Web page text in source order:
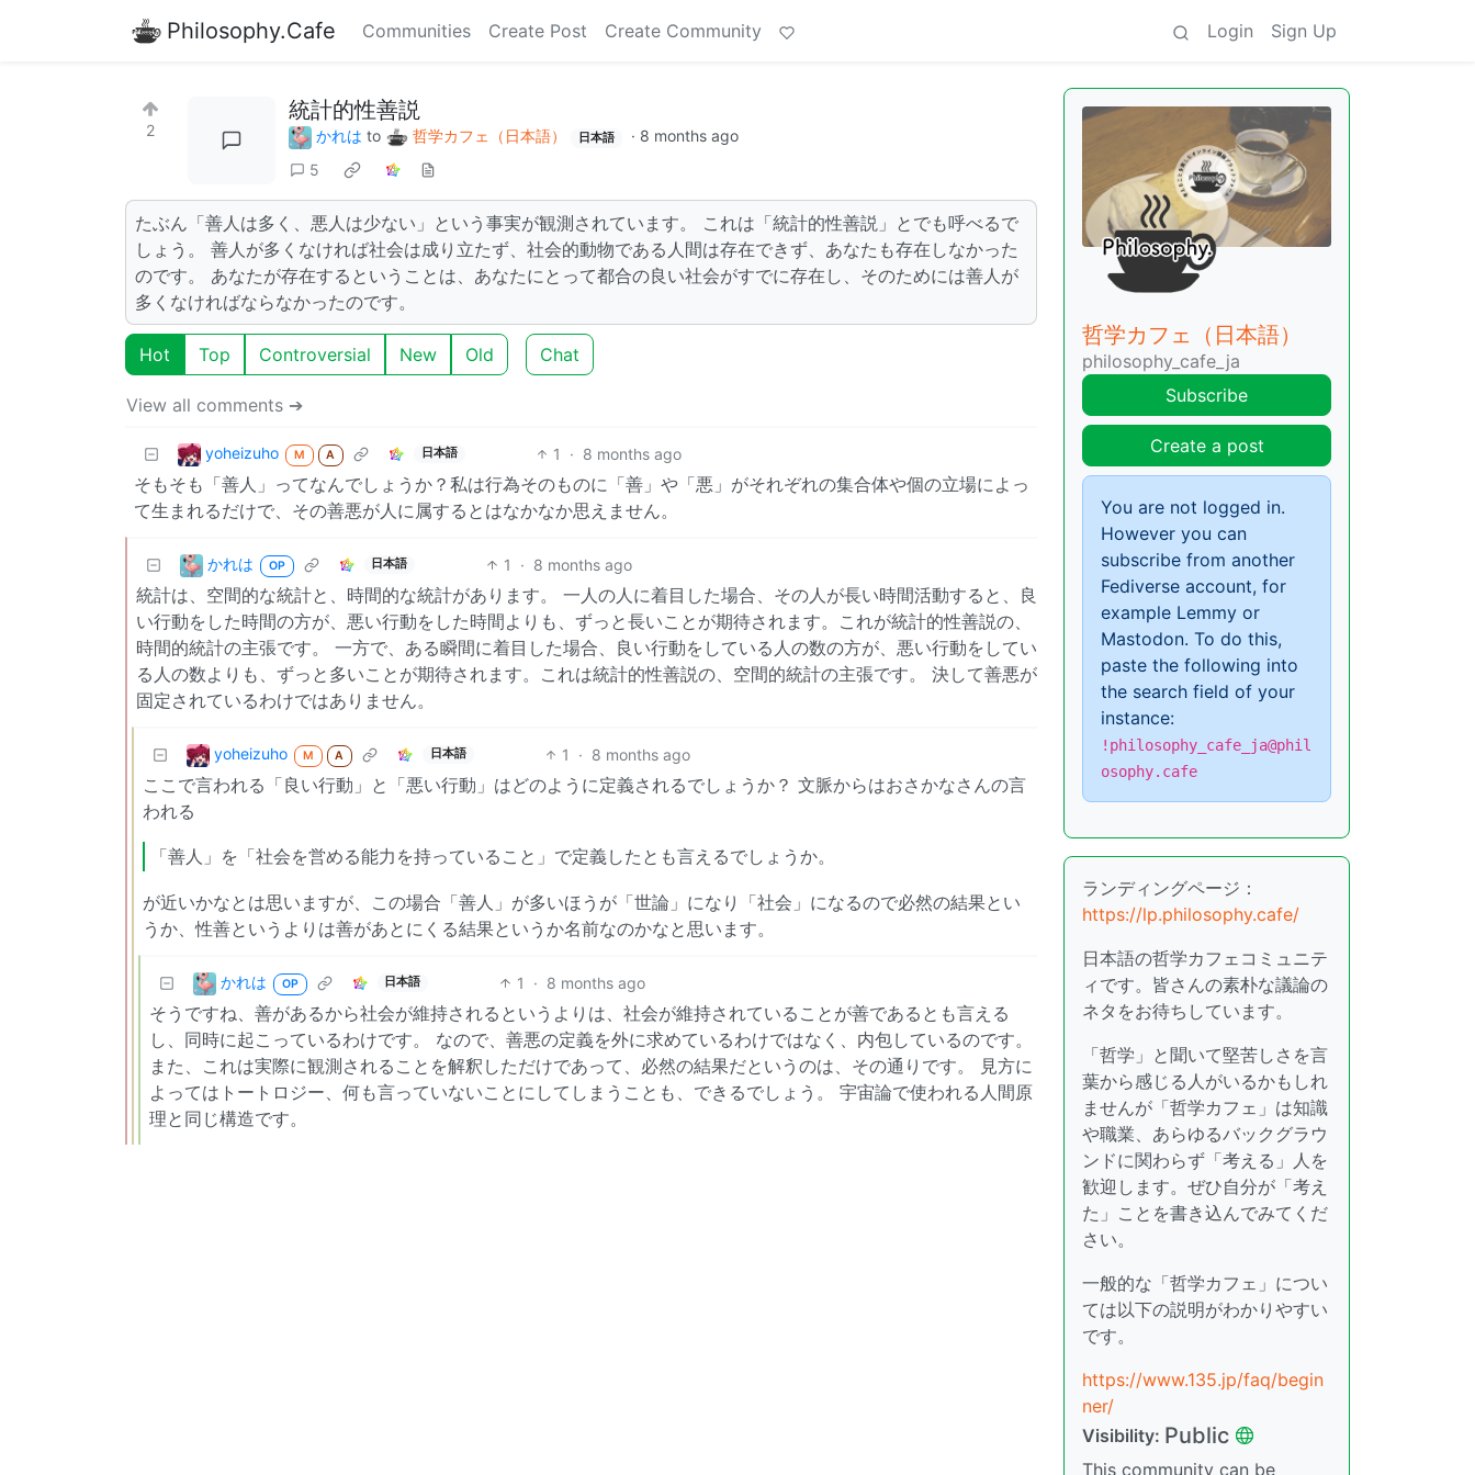
Philosophy.Cafe Communities Create Post Create Community Login Sign Up
2
統計的性善説
かれは to 哲学カフェ（日本語） 日本語 · 8 months ago
5
たぶん「善人は多く、悪人は少ない」という事実が観測されています。 これは「統計的性善説」とでも呼べるで
しょう。 善人が多くなければ社会は成り立たず、社会的動物である人間は存在できず、あなたも存在しなかった
のです。 あなたが存在するということは、あなたにとって都合の良い社会がすでに存在し、そのためには善人が
多くなければならなかったのです。
Hot Top Controversial New Old Chat
View all comments ➔
yoheizuho M A 日本語 1 · 8 months ago
そもそも「善人」ってなんでしょうか？私は行為そのものに「善」や「悪」がそれぞれの集合体や個の立場によっ
て生まれるだけで、その善悪が人に属するとはなかなか思えません。
かれは OP 日本語 1 · 8 months ago
統計は、空間的な統計と、時間的な統計があります。 一人の人に着目した場合、その人が長い時間活動すると、良
い行動をした時間の方が、悪い行動をした時間よりも、ずっと長いことが期待されます。これが統計的性善説の、
時間的統計の主張です。 一方で、ある瞬間に着目した場合、良い行動をしている人の数の方が、悪い行動をしてい
る人の数よりも、ずっと多いことが期待されます。これは統計的性善説の、空間的統計の主張です。 決して善悪が
固定されているわけではありません。
yoheizuho M A 日本語 1 · 8 months ago
ここで言われる「良い行動」と「悪い行動」はどのように定義されるでしょうか？ 文脈からはおさかなさんの言
われる
「善人」を「社会を営める能力を持っていること」で定義したとも言えるでしょうか。
が近いかなとは思いますが、この場合「善人」が多いほうが「世論」になり「社会」になるので必然の結果とい
うか、性善というよりは善があとにくる結果というか名前なのかなと思います。
かれは OP 日本語 1 · 8 months ago
そうですね、善があるから社会が維持されるというよりは、社会が維持されていることが善であるとも言える
し、同時に起こっているわけです。 なので、善悪の定義を外に求めているわけではなく、内包しているのです。
また、これは実際に観測されることを解釈しただけであって、必然の結果だというのは、その通りです。 見方に
よってはトートロジー、何も言っていないことにしてしまうことも、できるでしょう。 宇宙論で使われる人間原
理と同じ構造です。
哲学カフェ（日本語）
philosophy_cafe_ja
Subscribe
Create a post
You are not logged in.
However you can
subscribe from another
Fediverse account, for
example Lemmy or
Mastodon. To do this,
paste the following into
the search field of your
instance:
!philosophy_cafe_ja@phil
osophy.cafe
ランディングページ：
https://lp.philosophy.cafe/
日本語の哲学カフェコミュニテ
ィです。皆さんの素朴な議論の
ネタをお待ちしています。
「哲学」と聞いて堅苦しさを言
葉から感じる人がいるかもしれ
ませんが「哲学カフェ」は知識
や職業、あらゆるバックグラウ
ンドに関わらず「考える」人を
歓迎します。ぜひ自分が「考え
た」ことを書き込んでみてくだ
さい。
一般的な「哲学カフェ」につい
ては以下の説明がわかりやすい
です。
https://www.135.jp/faq/begin
ner/
Visibility: Public
This community can be